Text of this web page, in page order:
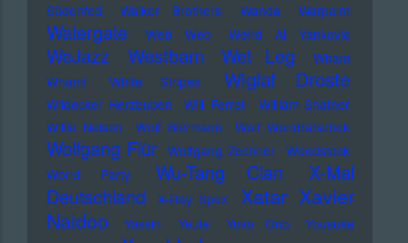
Südenfed
Walker Brothers Wanda Warpaint
Watergate Web Web Weird Al Yankovic
WeJazz Westbam Wet Leg
Wham
Wham!
White Stripes Wiglaf Droste
Wildecker Herzbuben Will Ferrell
William Shatner
Willie Nelson
Wolf Biermann Wolf Wondratschek
Wolfgang Flür Wolfgang Zechner
Woodstock
World Party
Wu-Tang Clan
X-Mal
Deutschland
X-Ray Spex Xatar Xavier
Naidoo
Yassin Yeule Yoko Ono
Yousuke